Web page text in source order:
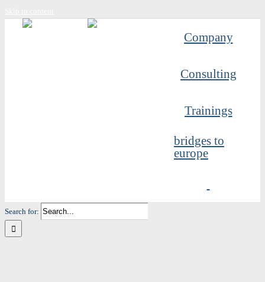
Company
Consulting
Trainings
bridges to
europe
Search for: